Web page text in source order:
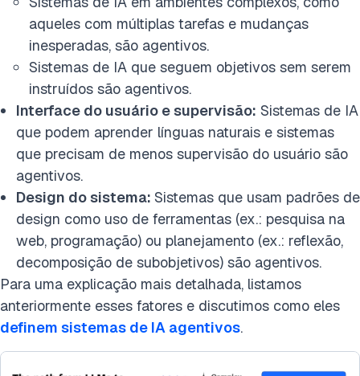
aqueles com múltiplas tarefas e mudanças
inesperadas, são agentivos.
Sistemas de IA que seguem objetivos sem serem
instruídos são agentivos.
Interface do usuário e supervisão: Sistemas de IA
que podem aprender línguas naturais e sistemas
que precisam de menos supervisão do usuário são
agentivos.
Design do sistema: Sistemas que usam padrões de
design como uso de ferramentas (ex.: pesquisa na
web, programação) ou planejamento (ex.: reflexão,
decomposição de subobjetivos) são agentivos.
Para uma explicação mais detalhada, listamos
anteriormente esses fatores e discutimos como eles
definem sistemas de IA agentivos.